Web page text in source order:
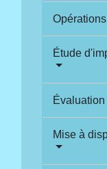
Étude
Mise à